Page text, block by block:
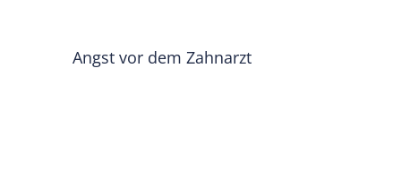
Angst vor dem Zahnarzt